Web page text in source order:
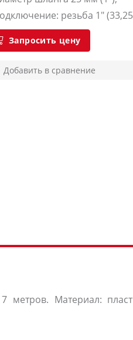
резьба 1"
Запросить цену
метров. Материал: